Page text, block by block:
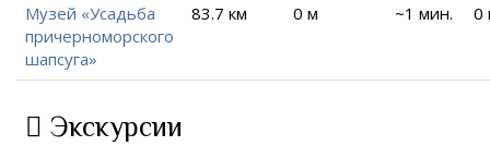
Музей «Усадьба
причерноморского
шапсуга»
83.7 км 0 м ~1 мин. 0
Экскурсии